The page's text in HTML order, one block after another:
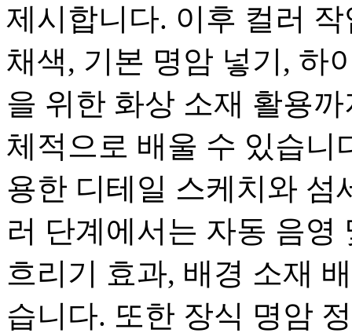
제시합니다. 이후 컬러
채색, 기본 명암 넣기, 하
을 위한 화상 소재 활용
체적으로 배울 수 있습니
용한 디테일 스케치와 섬
러 단계에서는 자동 음영
흐리기 효과, 배경 소재
습니다. 또한 장식 명암